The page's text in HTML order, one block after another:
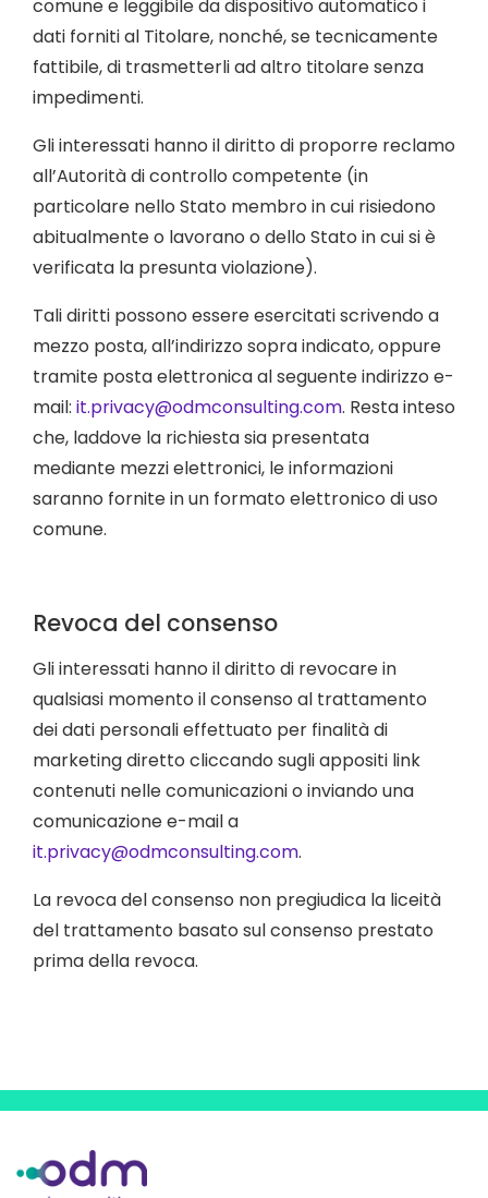
comune e leggibile da dispositivo automatico i
dati forniti al Titolare, nonché, se tecnicamente
fattibile, di trasmetterli ad altro titolare senza
impedimenti.
Gli interessati hanno il diritto di proporre reclamo
all’Autorità di controllo competente (in
particolare nello Stato membro in cui risiedono
abitualmente o lavorano o dello Stato in cui si è
verificata la presunta violazione).
Tali diritti possono essere esercitati scrivendo a
mezzo posta, all’indirizzo sopra indicato, oppure
tramite posta elettronica al seguente indirizzo e-
mail: it.privacy@odmconsulting.com. Resta inteso
che, laddove la richiesta sia presentata
mediante mezzi elettronici, le informazioni
saranno fornite in un formato elettronico di uso
comune.
Revoca del consenso
Gli interessati hanno il diritto di revocare in
qualsiasi momento il consenso al trattamento
dei dati personali effettuato per finalità di
marketing diretto cliccando sugli appositi link
contenuti nelle comunicazioni o inviando una
comunicazione e-mail a
it.privacy@odmconsulting.com.
La revoca del consenso non pregiudica la liceità
del trattamento basato sul consenso prestato
prima della revoca.